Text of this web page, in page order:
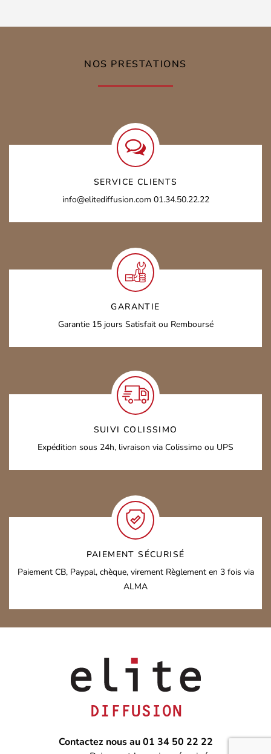
NOS PRESTATIONS
SERVICE CLIENTS
info@elitediffusion.com 01.34.50.22.22
GARANTIE
Garantie 15 jours Satisfait ou Remboursé
SUIVI COLISSIMO
Expédition sous 24h, livraison via Colissimo ou UPS
PAIEMENT SÉCURISÉ
Paiement CB, Paypal, chèque, virementRèglement en 3 fois via
ALMA
Contactez nous au 01 34 50 22 22